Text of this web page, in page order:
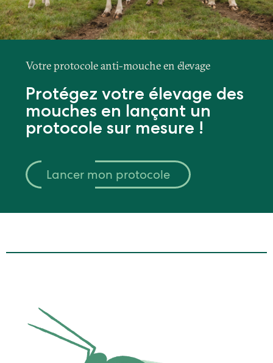
Votre protocole anti-mouche en élevage
Protégez votre élevage des
mouches en lançant un
protocole sur mesure !
Lancer mon protocole